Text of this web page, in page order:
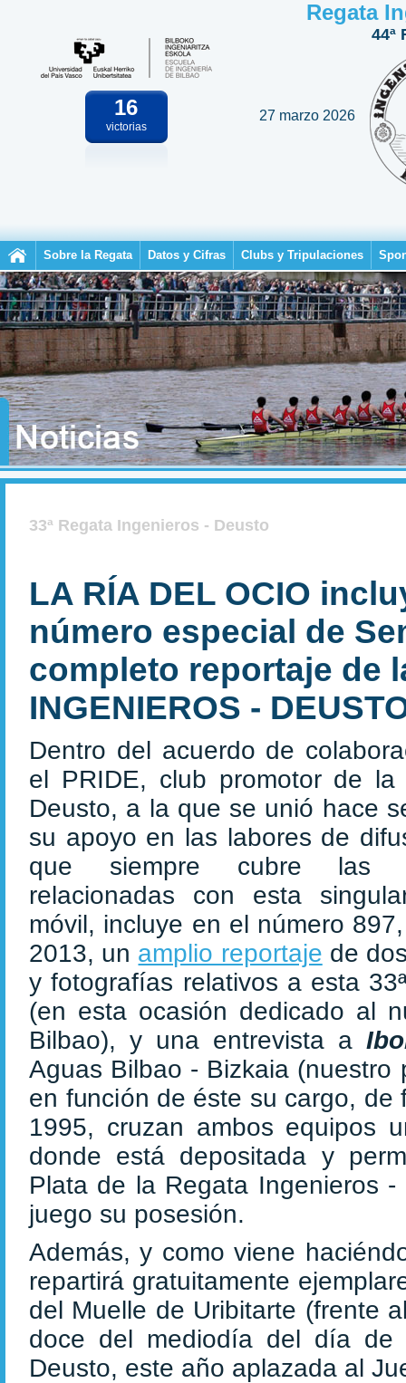
16
victorias
Regata
44ª
27 marzo 2026
Sobre la Regata Datos y Cifras Clubs y Tripulaciones
33ª Regata Ingenieros - Deusto
LA RÍA DEL OCIO
número especial de
completo reportaje de
INGENIEROS -
Dentro del acuerdo de
el PRIDE, club promotor de
Deusto, a la que se unió hace
su apoyo en las labores de
que siempre cubre las
relacionadas con esta
móvil, incluye en el número
2013, un amplio reportaje de
y fotografías relativos a esta
(en esta ocasión dedicado al
Bilbao), y una entrevista a
Aguas Bilbao - Bizkaia (nuestro
en función de éste su cargo,
1995, cruzan ambos equipos
donde está depositada y
Plata de la Regata Ingenieros
juego su posesión.
Además, y como viene
repartirá gratuitamente
del Muelle de Uribitarte (frente
doce del mediodía del día de
Deusto, este año aplazada al